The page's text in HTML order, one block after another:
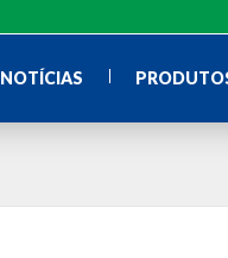
NOTÍCIAS